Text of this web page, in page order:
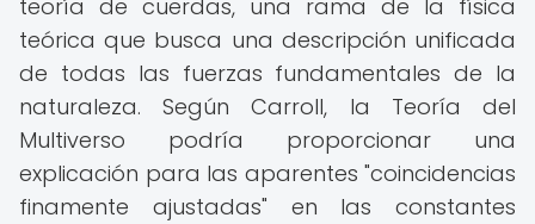
teoría de cuerdas, una rama de la física
teórica que busca una descripción unificada
de todas las fuerzas fundamentales de la
naturaleza. Según Carroll, la Teoría del
Multiverso podría proporcionar una
explicación para las aparentes "coincidencias
finamente ajustadas" en las constantes